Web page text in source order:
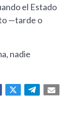
el Estado
—tarde o
nadie